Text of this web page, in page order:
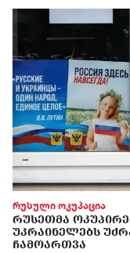
რუსული ოკუპაცია
ᲠᲣᲡᲔᲗᲛᲐ
ᲣᲙᲠᲐᲘᲜᲔᲚᲔᲑᲡ
ᲩᲐᲛᲝᲐᲠᲗᲕᲐ